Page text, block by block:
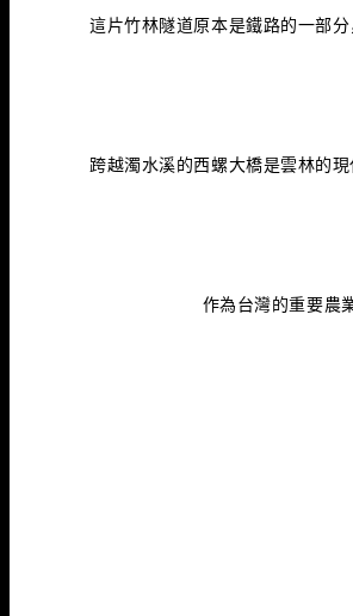
這片竹林隧道原本是鐵路的一部
跨越濁水溪的西螺大橋是雲林的
作為台灣的重要農